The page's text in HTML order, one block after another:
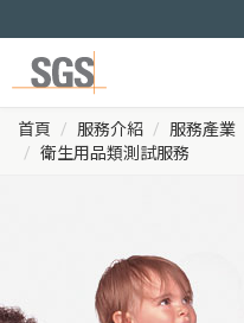
首頁 服務介紹 服務產業
衛生用品類測試服務